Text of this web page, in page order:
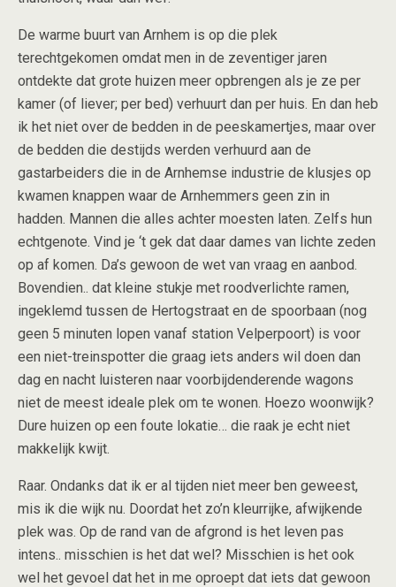
De warme buurt van Arnhem is op die plek
terechtgekomen omdat men in de zeventiger jaren
ontdekte dat grote huizen meer opbrengen als je ze per
kamer (of liever; per bed) verhuurt dan per huis. En dan heb
ik het niet over de bedden in de peeskamertjes, maar over
de bedden die destijds werden verhuurd aan de
gastarbeiders die in de Arnhemse industrie de klusjes op
kwamen knappen waar de Arnhemmers geen zin in
hadden. Mannen die alles achter moesten laten. Zelfs hun
echtgenote. Vind je ‘t gek dat daar dames van lichte zeden
op af komen. Da’s gewoon de wet van vraag en aanbod.
Bovendien.. dat kleine stukje met roodverlichte ramen,
ingeklemd tussen de Hertogstraat en de spoorbaan (nog
geen 5 minuten lopen vanaf station Velperpoort) is voor
een niet-treinspotter die graag iets anders wil doen dan
dag en nacht luisteren naar voorbijdenderende wagons
niet de meest ideale plek om te wonen. Hoezo woonwijk?
Dure huizen op een foute lokatie… die raak je echt niet
makkelijk kwijt.
Raar. Ondanks dat ik er al tijden niet meer ben geweest,
mis ik die wijk nu. Doordat het zo’n kleurrijke, afwijkende
plek was. Op de rand van de afgrond is het leven pas
intens.. misschien is het dat wel? Misschien is het ook
wel het gevoel dat het in me oproept dat iets dat gewoon